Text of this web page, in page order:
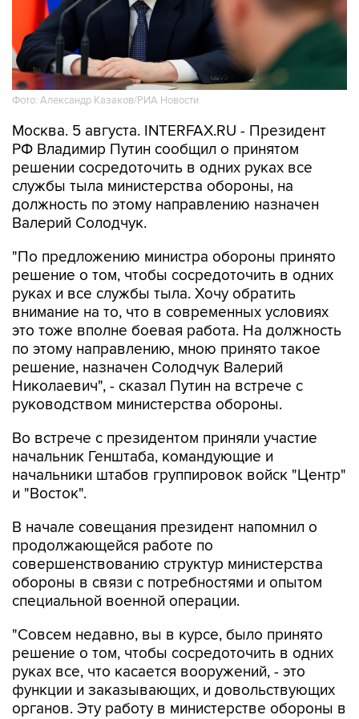
Фото: Александр Казаков/РИА Новости
Москва. 5 августа. INTERFAX.RU - Президент
РФ Владимир Путин сообщил о принятом
решении сосредоточить в одних руках все
службы тыла министерства обороны, на
должность по этому направлению назначен
Валерий Солодчук.
"По предложению министра обороны принято
решение о том, чтобы сосредоточить в одних
руках и все службы тыла. Хочу обратить
внимание на то, что в современных условиях
это тоже вполне боевая работа. На должность
по этому направлению, мною принято такое
решение, назначен Солодчук Валерий
Николаевич", - сказал Путин на встрече с
руководством министерства обороны.
Во встрече с президентом приняли участие
начальник Генштаба, командующие и
начальники штабов группировок войск "Центр"
и "Восток".
В начале совещания президент напомнил о
продолжающейся работе по
совершенствованию структур министерства
обороны в связи с потребностями и опытом
специальной военной операции.
"Совсем недавно, вы в курсе, было принято
решение о том, чтобы сосредоточить в одних
руках все, что касается вооружений, - это
функции и заказывающих, и довольствующих
органов. Эту работу в министерстве обороны в